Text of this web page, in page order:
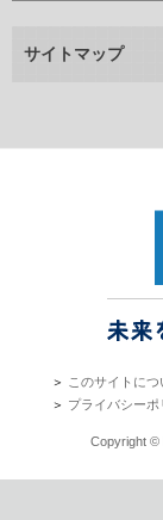
サイトマップ
＞ このサイトにつ
＞ プライバシーポ
Copyright ©